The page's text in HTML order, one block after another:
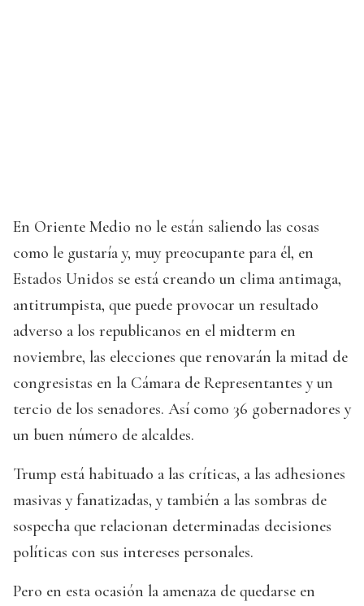
En Oriente Medio no le están saliendo las cosas
como le gustaría y, muy preocupante para él, en
Estados Unidos se está creando un clima antimaga,
antitrumpista, que puede provocar un resultado
adverso a los republicanos en el midterm en
noviembre, las elecciones que renovarán la mitad de
congresistas en la Cámara de Representantes y un
tercio de los senadores. Así como 36 gobernadores y
un buen número de alcaldes.
Trump está habituado a las críticas, a las adhesiones
masivas y fanatizadas, y también a las sombras de
sospecha que relacionan determinadas decisiones
políticas con sus intereses personales.
Pero en esta ocasión la amenaza de quedarse en